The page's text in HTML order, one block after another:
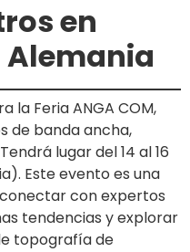
en
Alemania
la Feria ANGA COM,
de banda ancha,
lugar del 14 al 16
Este evento es una
con expertos
tendencias y explorar
topografía de